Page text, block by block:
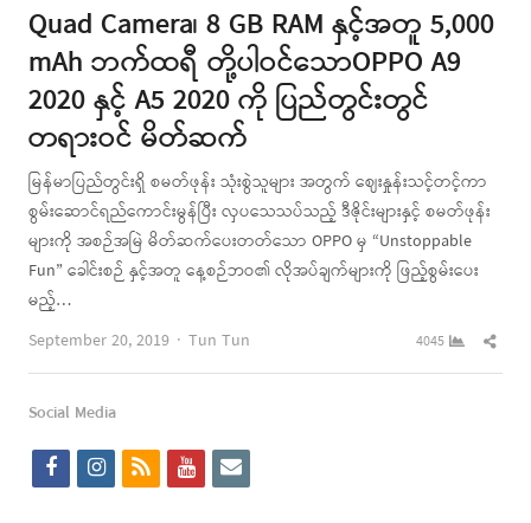
Quad Camera၊ 8 GB RAM နှင့်အတူ 5,000
mAh ဘက်ထရီ တို့ပါဝင်သောOPPO A9
2020 နှင့် A5 2020 ကို ပြည်တွင်းတွင်
တရားဝင် မိတ်ဆက်
မြန်မာပြည်တွင်းရှိ စမတ်ဖုန်း သုံးစွဲသူများ အတွက် ဈေးနှုန်းသင့်တင့်ကာ
စွမ်းဆောင်ရည်ကောင်းမွန်ပြီး လှပသေသပ်သည့် ဒီဇိုင်းများနှင့် စမတ်ဖုန်း
များကို အစဉ်အမြဲ မိတ်ဆက်ပေးတတ်သော OPPO မှ “Unstoppable
Fun” ခေါင်းစဉ် နှင့်အတူ နေ့စဉ်ဘဝ၏ လိုအပ်ချက်များကို ဖြည့်စွမ်းပေး
မည့်…
September 20, 2019
Author
Tun Tun 4045
Social Media
f
i
r
y
e